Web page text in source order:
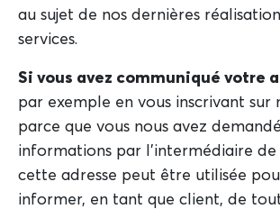
au sujet de nos dernières
services.
Si vous avez communiqué votre
par exemple en vous inscrivant sur
parce que vous nous avez
informations par l'intermédiaire de
cette adresse peut être utilisée
informer, en tant que client, de